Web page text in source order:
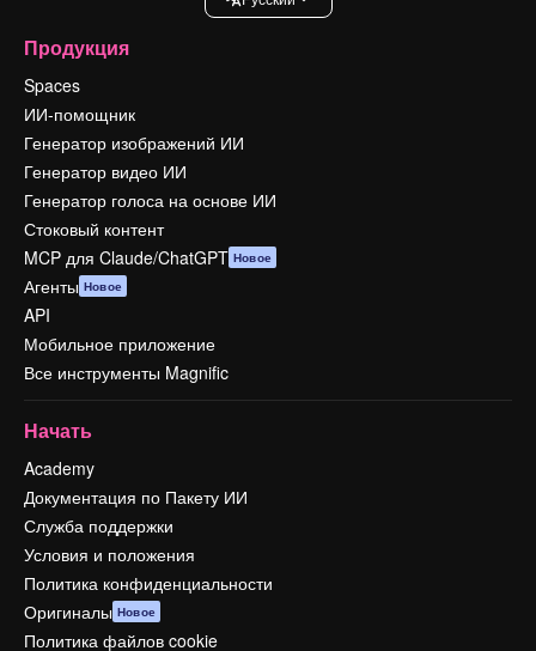
Продукция
Spaces
ИИ-помощник
Генератор изображений ИИ
Генератор видео ИИ
Генератор голоса на основе ИИ
Стоковый контент
MCP для Claude/ChatGPT Новое
Агенты Новое
API
Мобильное приложение
Все инструменты Magnific
Начать
Academy
Документация по Пакету ИИ
Служба поддержки
Условия и положения
Политика конфиденциальности
Оригиналы Новое
Политика файлов cookie